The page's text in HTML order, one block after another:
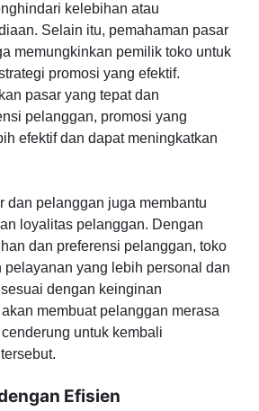
kelebihan atau
Selain itu, pemahaman pasar
memungkinkan pemilik toko untuk
promosi yang efektif.
pasar yang tepat dan
pelanggan, promosi yang
efektif dan dapat meningkatkan
dan pelanggan juga membantu
loyalitas pelanggan. Dengan
dan preferensi pelanggan, toko
pelayanan yang lebih personal dan
dengan keinginan
membuat pelanggan merasa
untuk kembali
Efisien